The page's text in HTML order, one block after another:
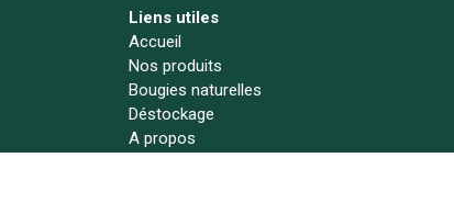
Liens utiles
Accueil
Nos produits
Bougies naturelles
Déstockage
A propos